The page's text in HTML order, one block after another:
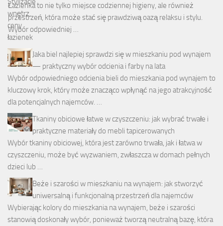
Łazienka to nie tylko miejsce codziennej higieny, ale również
przestrzeń, która może stać się prawdziwą oazą relaksu i stylu.
Wybór odpowiedniej …
Jaka biel najlepiej sprawdzi się w mieszkaniu pod wynajem
— praktyczny wybór odcienia i farby na lata
Wybór odpowiedniego odcienia bieli do mieszkania pod wynajem to
kluczowy krok, który może znacząco wpłynąć na jego atrakcyjność
dla potencjalnych najemców. …
Tkaniny obiciowe łatwe w czyszczeniu: jak wybrać trwałe i
praktyczne materiały do mebli tapicerowanych
Wybór tkaniny obiciowej, która jest zarówno trwała, jak i łatwa w
czyszczeniu, może być wyzwaniem, zwłaszcza w domach pełnych
dzieci lub …
Beże i szarości w mieszkaniu na wynajem: jak stworzyć
uniwersalną i funkcjonalną przestrzeń dla najemców
Wybierając kolory do mieszkania na wynajem, beże i szarości
stanowią doskonały wybór, ponieważ tworzą neutralną bazę, która